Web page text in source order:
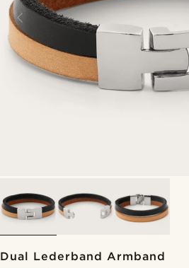
Dual Lederband Armband